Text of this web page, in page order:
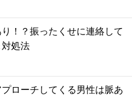
！？振ったくせに連絡して
処法
ローチしてくる男性は脈あ